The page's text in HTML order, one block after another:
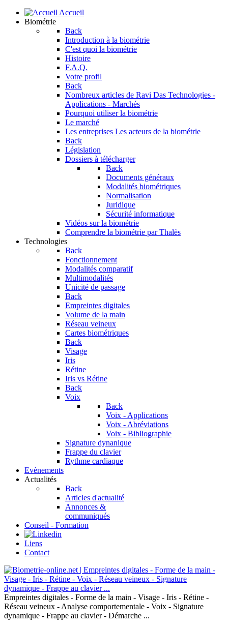
Accueil
Biométrie
Back
Introduction à la biométrie
C'est quoi la biométrie
Histoire
F.A.Q.
Votre profil
Back
Nombreux articles de Ravi Das Technologies -
Applications - Marchés
Pourquoi utiliser la biométrie
Le marché
Les entreprises Les acteurs de la biométrie
Back
Législation
Dossiers à télécharger
Back
Documents généraux
Modalités biométriques
Normalisation
Juridique
Sécurité informatique
Vidéos sur la biométrie
Comprendre la biométrie par Thalès
Technologies
Back
Fonctionnement
Modalités comparatif
Multimodalités
Unicité de passage
Back
Empreintes digitales
Volume de la main
Réseau veineux
Cartes biométriques
Back
Visage
Iris
Rétine
Iris vs Rétine
Back
Voix
Back
Voix - Applications
Voix - Abréviations
Voix - Bibliographie
Signature dynanique
Frappe du clavier
Rythme cardiaque
Evènements
Actualités
Back
Articles d'actualité
Annonces &
communiqués
Conseil - Formation
Liens
Contact
Empreintes digitales - Forme de la main - Visage - Iris - Rétine -
Réseau veineux - Analyse comportementale - Voix - Signature
dynamique - Frappe au clavier - Démarche ...